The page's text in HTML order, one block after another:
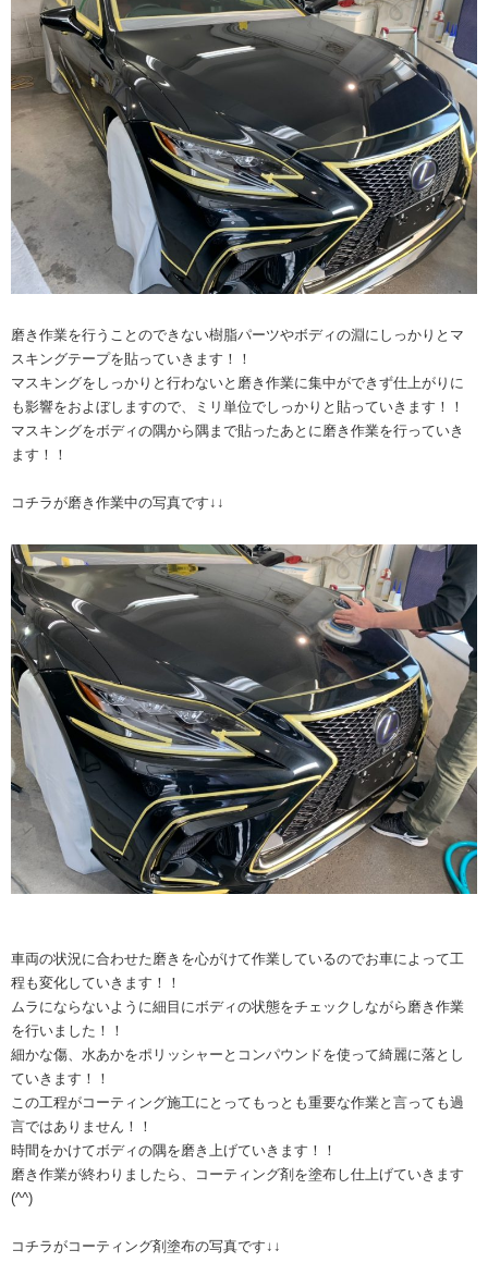
磨き作業を行うことのできない樹脂パーツやボディの淵にしっかりとマ
スキングテープを貼っていきます！！
マスキングをしっかりと行わないと磨き作業に集中ができず仕上がりに
も影響をおよぼしますので、ミリ単位でしっかりと貼っていきます！！
マスキングをボディの隅から隅まで貼ったあとに磨き作業を行っていき
ます！！
コチラが磨き作業中の写真です↓↓
車両の状況に合わせた磨きを心がけて作業しているのでお車によって工
程も変化していきます！！
ムラにならないように細目にボディの状態をチェックしながら磨き作業
を行いました！！
細かな傷、水あかをポリッシャーとコンパウンドを使って綺麗に落とし
ていきます！！
この工程がコーティング施工にとってもっとも重要な作業と言っても過
言ではありません！！
時間をかけてボディの隅を磨き上げていきます！！
磨き作業が終わりましたら、コーティング剤を塗布し仕上げていきます
(^^)
コチラがコーティング剤塗布の写真です↓↓